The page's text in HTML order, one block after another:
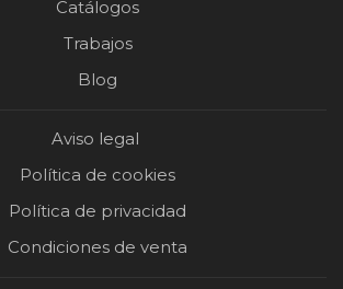
Catálogos
Trabajos
Blog
Aviso legal
Política de cookies
Política de privacidad
Condiciones de venta